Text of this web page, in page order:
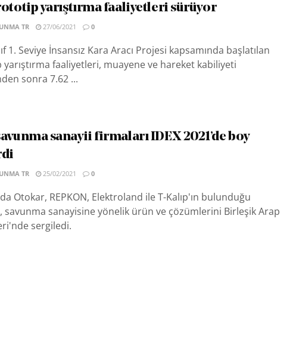
yarıştırma faaliyetleri sürüyor
TR 27/06/2021 0
1. Seviye İnsansız Kara Aracı Projesi kapsamında başlatılan
faaliyetleri, muayene ve hareket kabiliyeti
sonra 7.62 ...
sanayii firmaları IDEX 2021’de boy
TR 25/02/2021 0
Otokar, REPKON, Elektroland ile T-Kalıp'ın bulunduğu
savunma sanayisine yönelik ürün ve çözümlerini Birleşik Arap
sergiledi.